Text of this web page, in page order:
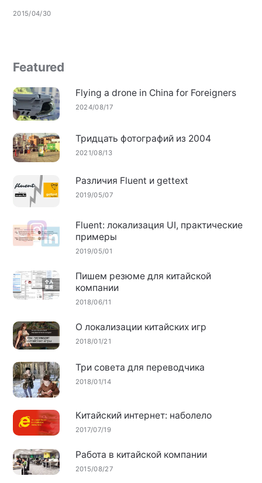
2015/04/30
Featured
Flying a drone in China for Foreigners
2024/08/17
Тридцать фотографий из 2004
2021/08/13
Различия Fluent и gettext
2019/05/07
Fluent: локализация UI, практические
примеры
2019/05/01
Пишем резюме для китайской
компании
2018/06/11
О локализации китайских игр
2018/01/21
Три совета для переводчика
2018/01/14
Китайский интернет: наболело
2017/07/19
Работа в китайской компании
2015/08/27